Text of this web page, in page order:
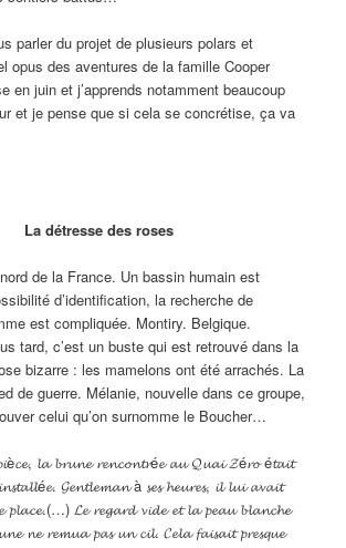
parler du projet de plusieurs polars et
opus des aventures de la famille Cooper
en juin et j’apprends notamment beaucoup
et je pense que si cela se concrétise, ça va
La détresse des roses
de la France. Un bassin humain est
d’identification, la recherche de
est compliquée. Montiry. Belgique.
tard, c’est un buste qui est retrouvé dans la
bizarre : les mamelons ont été arrachés. La
de guerre. Mélanie, nouvelle dans ce groupe,
celui qu’on surnomme le Boucher…
𝓵𝓪 𝓫𝓻𝓾𝓷𝓮 𝓻𝓮𝓷𝓬𝓸𝓷𝓽𝓻é𝓮 𝓪𝓾 𝓠𝓾𝓪𝓲 𝓩é𝓻𝓸 é𝓽𝓪𝓲𝓽
𝓖𝓮𝓷𝓽𝓵𝓮𝓶𝓪𝓷 à 𝓼𝓮𝓼 𝓱𝓮𝓾𝓻𝓮𝓼, 𝓲𝓵 𝓵𝓾𝓲 𝓪𝓿𝓪𝓲𝓽
𝓹𝓵𝓪𝓬𝓮.(…) 𝓛𝓮 𝓻𝓮𝓰𝓪𝓻𝓭 𝓿𝓲𝓭𝓮 𝓮𝓽 𝓵𝓪 𝓹𝓮𝓪𝓾 𝓫𝓵𝓪𝓷𝓬𝓱𝓮
𝓷𝓮 𝓻𝓮𝓶𝓾𝓪 𝓹𝓪𝓼 𝓾𝓷 𝓬𝓲𝓵. 𝓒𝓮𝓵𝓪 𝓯𝓪𝓲𝓼𝓪𝓲𝓽 𝓹𝓻𝓮𝓼𝓺𝓾𝓮